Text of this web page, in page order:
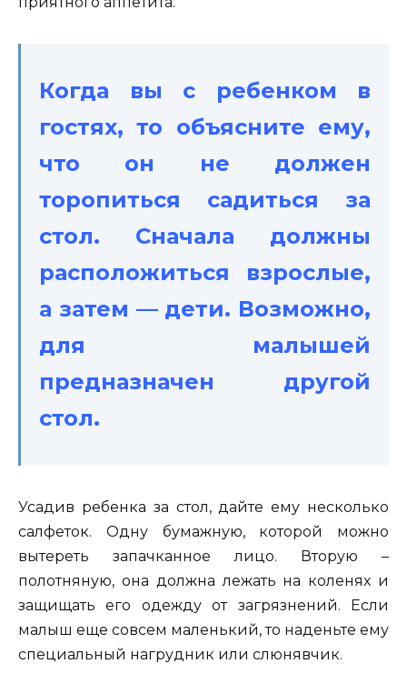
Когда вы с ребенком в
гостях, то объясните ему,
что он не должен
торопиться садиться за
стол. Сначала должны
расположиться взрослые,
а затем — дети. Возможно,
для малышей
предназначен другой
стол.
Усадив ребенка за стол, дайте ему несколько
салфеток. Одну бумажную, которой можно
вытереть запачканное лицо. Вторую –
полотняную, она должна лежать на коленях и
защищать его одежду от загрязнений. Если
малыш еще совсем маленький, то наденьте ему
специальный нагрудник или слюнявчик.